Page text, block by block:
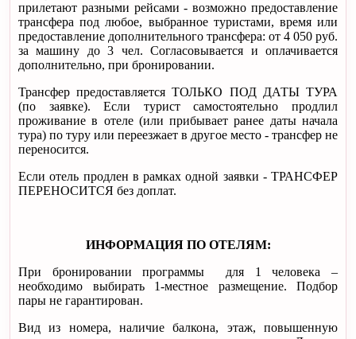
прилетают разными рейсами - возможно предоставление
трансфера под любое, выбранное туристами, время или
предоставление дополнительного трансфера: от 4 050 руб.
за машину до 3 чел. Согласовывается и оплачивается
дополнительно, при бронировании.
Трансфер предоставляется ТОЛЬКО ПОД ДАТЫ ТУРА
(по заявке). Если турист самостоятельно продлил
проживание в отеле (или прибывает ранее даты начала
тура) по туру или переезжает в другое место - трансфер не
переносится.
Если отель продлен в рамках одной заявки - ТРАНСФЕР
ПЕРЕНОСИТСЯ без доплат.
ИНФОРМАЦИЯ ПО ОТЕЛЯМ:
При бронировании программы для 1 человека –
необходимо выбирать 1-местное размещение. Подбор
пары не гарантирован.
Вид из номера, наличие балкона, этаж, повышенную